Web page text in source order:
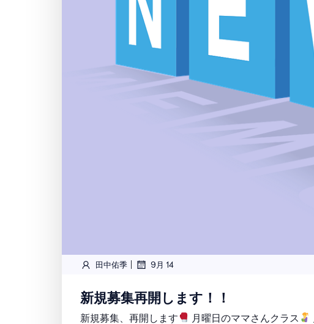
田中佑季 | 9月 14
新規募集再開します！！
新規募集、再開します 月曜日のママさんクラス